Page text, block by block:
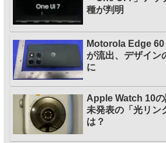
種が判明
Motorola Edge
が流出、デザイン
に
Apple Watch 10
未発表の「光リン
は？